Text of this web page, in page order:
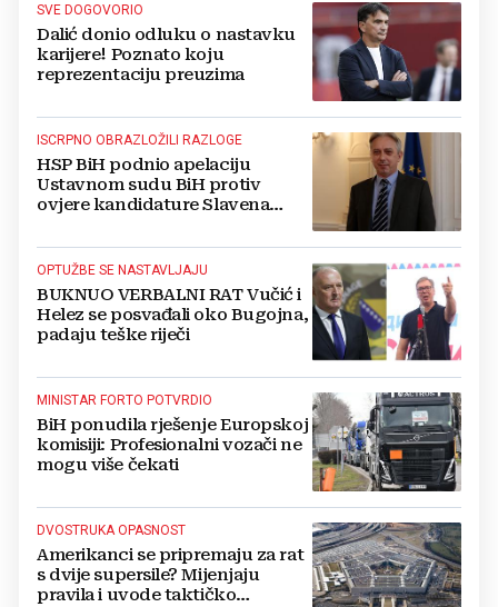
SVE DOGOVORIO
Dalić donio odluku o nastavku
karijere! Poznato koju
reprezentaciju preuzima
ISCRPNO OBRAZLOŽILI RAZLOGE
HSP BiH podnio apelaciju
Ustavnom sudu BiH protiv
ovjere kandidature Slavena
OPTUŽBE SE NASTAVLJAJU
BUKNUO VERBALNI RAT Vučić i
Helez se posvađali oko Bugojna,
padaju teške riječi
MINISTAR FORTO POTVRDIO
BiH ponudila rješenje Europskoj
komisiji: Profesionalni vozači ne
mogu više čekati
DVOSTRUKA OPASNOST
Amerikanci se pripremaju za rat
s dvije supersile? Mijenjaju
pravila i uvode taktičko